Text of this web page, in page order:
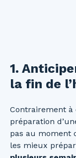
1.
la fin de
Contrairement à
préparation
pas au moment
les mieux